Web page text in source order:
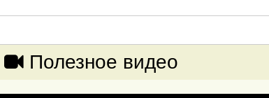
Полезное видео